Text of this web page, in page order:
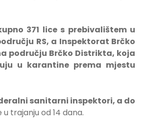
371 lice s prebivalištem u
RS, a Inspektorat Brčko
području Brčko Distrikta, koja
u karantine prema mjestu
sanitarni inspektori, a do
trajanju od 14 dana.